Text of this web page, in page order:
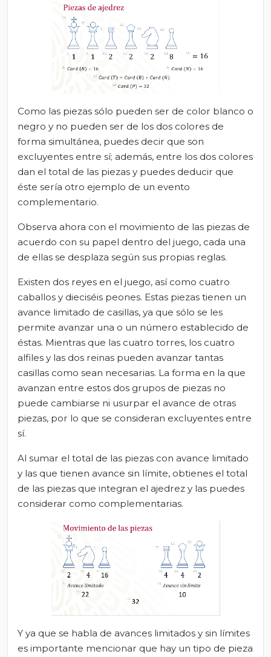
Como las piezas sólo pueden ser de color blanco o
negro y no pueden ser de los dos colores de
forma simultánea, puedes decir que son
excluyentes entre sí; además, entre los dos colores
dan el total de las piezas y puedes deducir que
éste sería otro ejemplo de un evento
complementario.
Observa ahora con el movimiento de las piezas de
acuerdo con su papel dentro del juego, cada una
de ellas se desplaza según sus propias reglas.
Existen dos reyes en el juego, así como cuatro
caballos y dieciséis peones. Estas piezas tienen un
avance limitado de casillas, ya que sólo se les
permite avanzar una o un número establecido de
éstas. Mientras que las cuatro torres, los cuatro
alfiles y las dos reinas pueden avanzar tantas
casillas como sean necesarias. La forma en la que
avanzan entre estos dos grupos de piezas no
puede cambiarse ni usurpar el avance de otras
piezas, por lo que se consideran excluyentes entre
sí.
Al sumar el total de las piezas con avance limitado
y las que tienen avance sin límite, obtienes el total
de las piezas que integran el ajedrez y las puedes
considerar como complementarias.
Y ya que se habla de avances limitados y sin límites
es importante mencionar que hay un tipo de pieza